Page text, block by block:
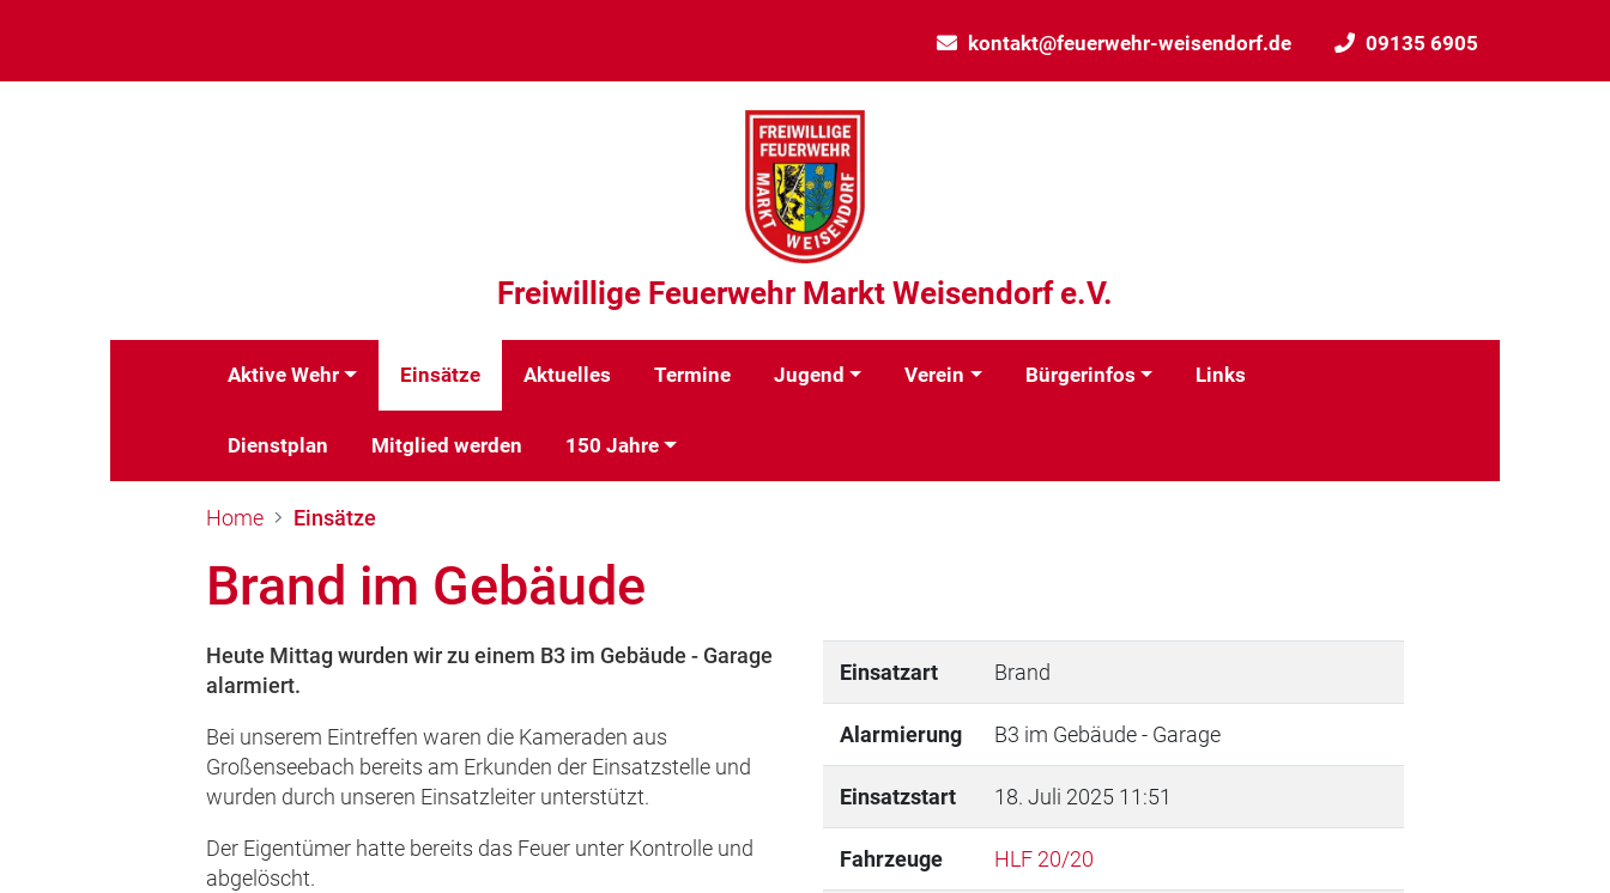
kontakt@feuerwehr-weisendorf.de 09135 6905
Freiwillige Feuerwehr Markt Weisendorf e.V.
Aktive Wehr Einsätze Aktuelles Termine Jugend Verein Bürgerinfos Links
Dienstplan Mitglied werden 150 Jahre
Home Einsätze
Brand im Gebäude
Heute Mittag wurden wir zu einem B3 im Gebäude - Garage
alarmiert.
Bei unserem Eintreffen waren die Kameraden aus
Großenseebach bereits am Erkunden der Einsatzstelle und
wurden durch unseren Einsatzleiter unterstützt.
Der Eigentümer hatte bereits das Feuer unter Kontrolle und
abgelöscht.
Einsatzart Brand
Alarmierung B3 im Gebäude - Garage
Einsatzstart 18. Juli 2025 11:51
Fahrzeuge HLF 20/20